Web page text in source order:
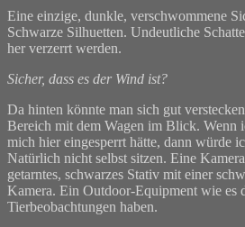
Eine einzige, dunkle, verschwommene
Schwarze Silhuetten. Undeutliche
her verzerrt werden.
Sicher, dass es der Wind ist?
Da hinten könnte man sich gut
Bereich mit dem Wagen im Blick. Wenn
mich hier eingesperrt hätte, dann würde
Natürlich nicht selbst sitzen. Eine
getarntes, schwarzes Stativ mit einer
Kamera. Ein Outdoor-Equipment wie es
Tierbeobachtungen haben.